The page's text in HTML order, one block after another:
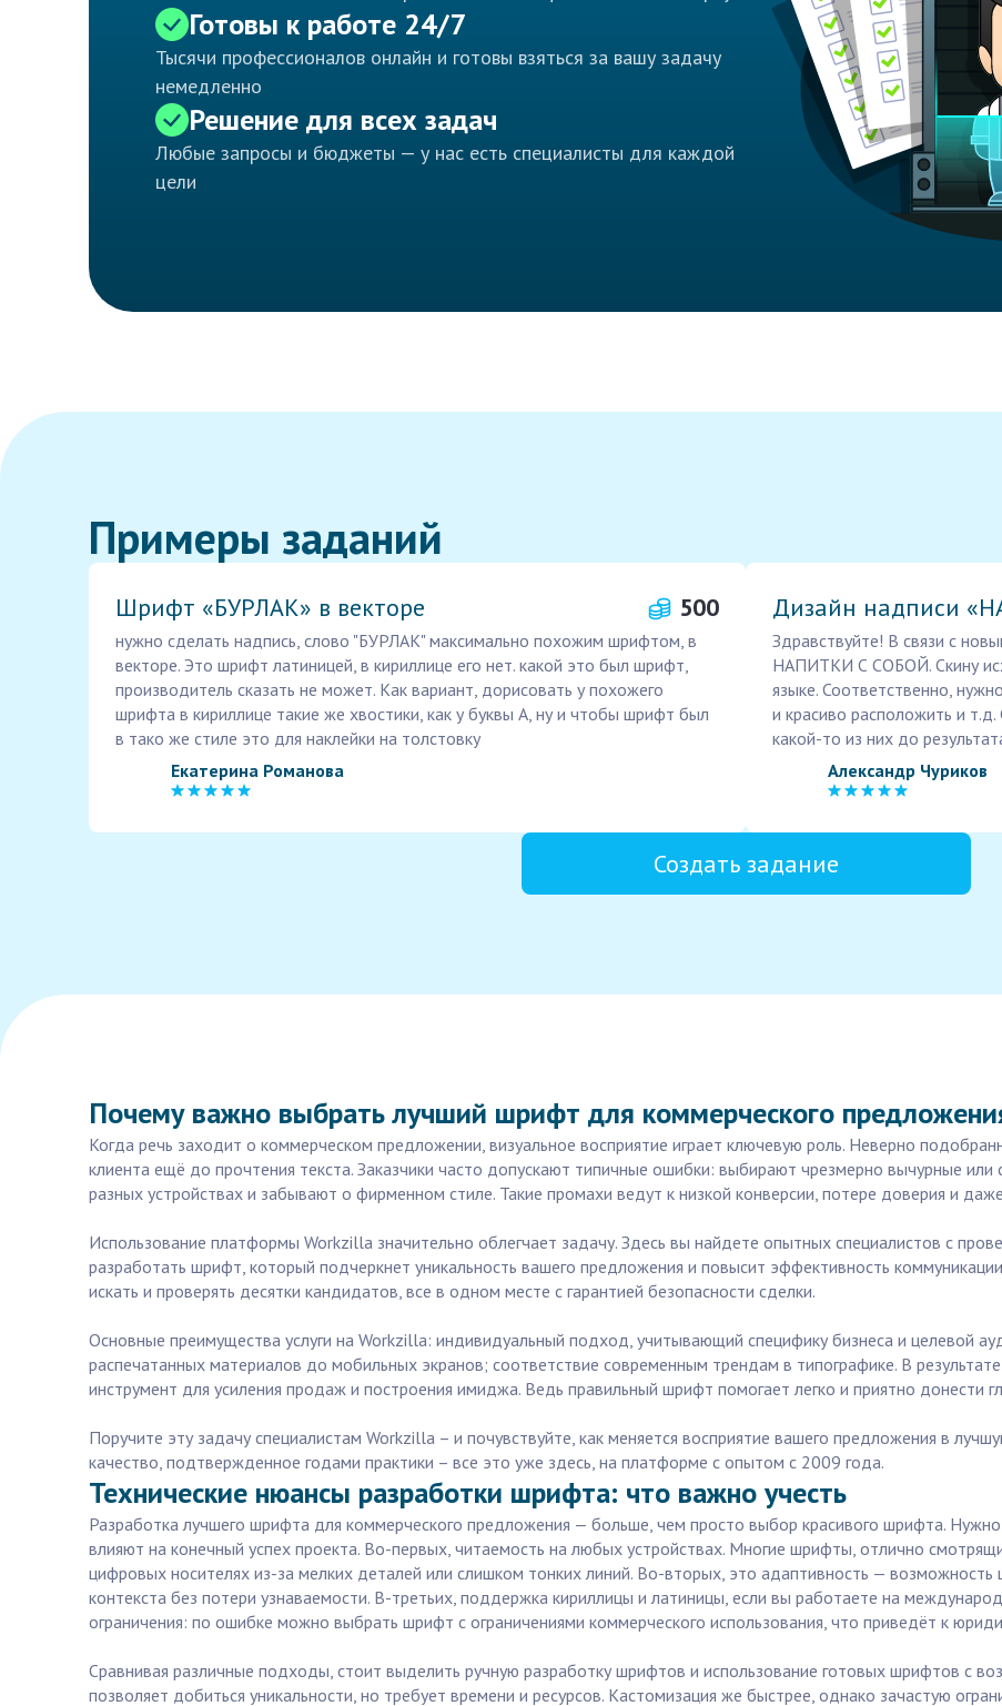
Готовы к работе 24/7
Тысячи профессионалов онлайн и готовы взяться за вашу задачу
немедленно
Решение для всех задач
Любые запросы и бюджеты — у нас есть специалисты для каждой
цели
Примеры заданий
Шрифт «БУРЛАК» в векторе 500
нужно сделать надпись, слово "БУРЛАК" максимально похожим шрифтом, в
векторе. Это шрифт латиницей, в кириллице его нет. какой это был шрифт,
производитель сказать не может. Как вариант, дорисовать у похожего
шрифта в кириллице такие же хвостики, как у буквы А, ну и чтобы шрифт был
в тако же стиле это для наклейки на толстовку
Екатерина Романова
Дизайн надписи
Здравствуйте! В связи с
НАПИТКИ С СОБОЙ. Скину
языке. Соответственно,
и красиво расположить и
какой-то из них до
Александр Чуриков
Создать задание
Почему важно выбрать лучший шрифт для коммерческого
Когда речь заходит о коммерческом предложении, визуальное восприятие играет ключевую роль. Неверно
клиента ещё до прочтения текста. Заказчики часто допускают типичные ошибки: выбирают чрезмерно вычурные
разных устройствах и забывают о фирменном стиле. Такие промахи ведут к низкой конверсии, потере доверия и
Использование платформы Workzilla значительно облегчает задачу. Здесь вы найдете опытных специалистов с
разработать шрифт, который подчеркнет уникальность вашего предложения и повысит эффективность
искать и проверять десятки кандидатов, все в одном месте с гарантией безопасности сделки.
Основные преимущества услуги на Workzilla: индивидуальный подход, учитывающий специфику бизнеса и целевой
распечатанных материалов до мобильных экранов; соответствие современным трендам в типографике. В
инструмент для усиления продаж и построения имиджа. Ведь правильный шрифт помогает легко и приятно донести
Поручите эту задачу специалистам Workzilla – и почувствуйте, как меняется восприятие вашего предложения в
качество, подтвержденное годами практики – все это уже здесь, на платформе с опытом с 2009 года.
Технические нюансы разработки шрифта: что важно учесть
Разработка лучшего шрифта для коммерческого предложения — больше, чем просто выбор красивого шрифта. Нужно
влияют на конечный успех проекта. Во-первых, читаемость на любых устройствах. Многие шрифты, отлично
цифровых носителях из-за мелких деталей или слишком тонких линий. Во-вторых, это адаптивность —
контекста без потери узнаваемости. В-третьих, поддержка кириллицы и латиницы, если вы работаете на
ограничения: по ошибке можно выбрать шрифт с ограничениями коммерческого использования, что приведёт к
Сравнивая различные подходы, стоит выделить ручную разработку шрифтов и использование готовых шрифтов с
позволяет добиться уникальности, но требует времени и ресурсов. Кастомизация же быстрее, однако зачастую